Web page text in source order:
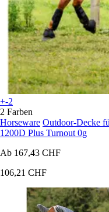
+-2
2 Farben
Horseware Outdoor-Decke
1200D Plus Turnout 0g
Ab 167,43 CHF
106,21 CHF